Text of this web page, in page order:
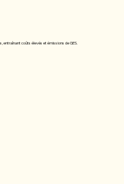
entraînant coûts élevés et émissions de GES.